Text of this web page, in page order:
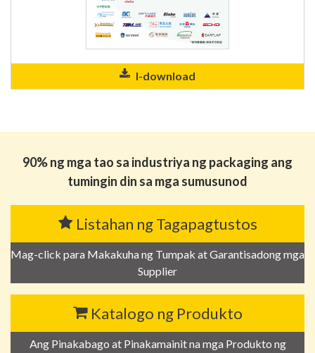
I-download
90% ng mga tao sa industriya ng packaging ang
tumingin din sa mga sumusunod
Listahan ng Tagapagtustos
Mag-click para Makakuha ng Tumpak at Garantisadong mga
Supplier
Katalogo ng Produkto
Ang Pinakabago at Pinakamainit na mga Produkto ng